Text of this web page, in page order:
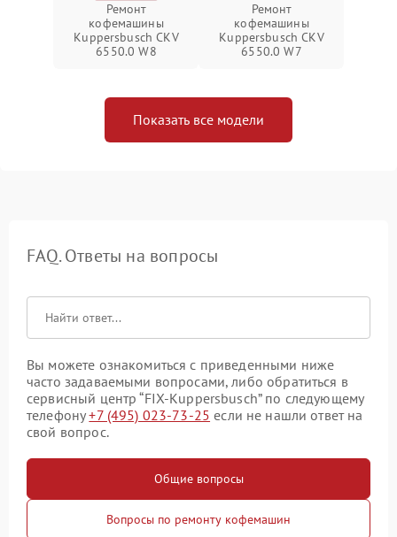
Ремонт
кофемашины
Kuppersbusch CKV
6550.0 W8
Ремонт
кофемашины
Kuppersbusch CKV
6550.0 W7
Показать все модели
FAQ. Ответы на вопросы
Вы можете ознакомиться с приведенными ниже
часто задаваемыми вопросами, либо обратиться в
сервисный центр “FIX-Kuppersbusch” по следующему
телефону+7 (495) 023-73-25 если не нашли ответ на
свой вопрос.
Общие вопросы
Вопросы по ремонту кофемашин